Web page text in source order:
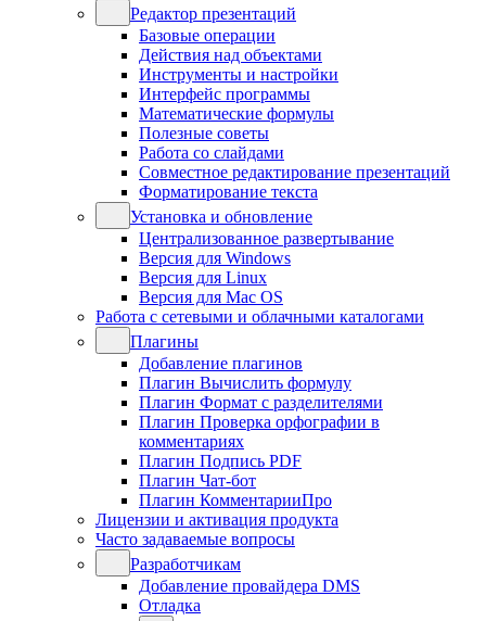
Редактор презентаций
Базовые операции
Действия над объектами
Инструменты и настройки
Интерфейс программы
Математические формулы
Полезные советы
Работа со слайдами
Совместное редактирование презентаций
Форматирование текста
Установка и обновление
Централизованное развертывание
Версия для Windows
Версия для Linux
Версия для Mac OS
Работа с сетевыми и облачными каталогами
Плагины
Добавление плагинов
Плагин Вычислить формулу
Плагин Формат с разделителями
Плагин Проверка орфографии в
комментариях
Плагин Подпись PDF
Плагин Чат-бот
Плагин КомментарииПро
Лицензии и активация продукта
Часто задаваемые вопросы
Разработчикам
Добавление провайдера DMS
Отладка